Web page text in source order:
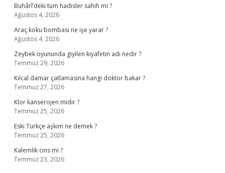
Buhârî’deki tüm hadisler sahih mi ?
Ağustos 4, 2026
Araç koku bombası ne işe yarar ?
Ağustos 4, 2026
Zeybek oyununda giyilen kıyafetin adı nedir ?
Temmuz 29, 2026
Kılcal damar çatlamasına hangi doktor bakar ?
Temmuz 27, 2026
Klor kanserojen midir ?
Temmuz 25, 2026
Eski Türkçe aşkım ne demek ?
Temmuz 25, 2026
Kalemlik cins mi ?
Temmuz 23, 2026